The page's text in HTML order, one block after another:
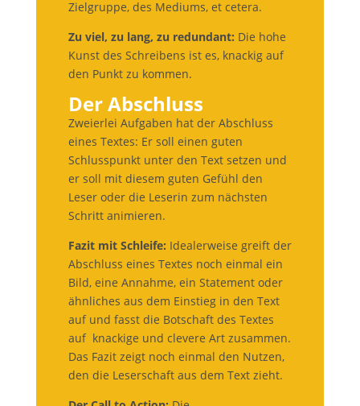
Zielgruppe, des Mediums, et cetera.
Zu viel, zu lang, zu redundant: Die hohe
Kunst des Schreibens ist es, knackig auf
den Punkt zu kommen.
Der Abschluss
Zweierlei Aufgaben hat der Abschluss
eines Textes: Er soll einen guten
Schlusspunkt unter den Text setzen und
er soll mit diesem guten Gefühl den
Leser oder die Leserin zum nächsten
Schritt animieren.
Fazit mit Schleife: Idealerweise greift der
Abschluss eines Textes noch einmal ein
Bild, eine Annahme, ein Statement oder
ähnliches aus dem Einstieg in den Text
auf und fasst die Botschaft des Textes
auf knackige und clevere Art zusammen.
Das Fazit zeigt noch einmal den Nutzen,
den die Leserschaft aus dem Text zieht.